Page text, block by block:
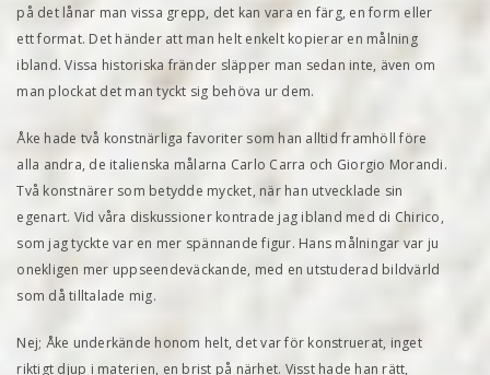
på det lånar man vissa grepp, det kan vara en färg, en form eller
ett format. Det händer att man helt enkelt kopierar en målning
ibland. Vissa historiska fränder släpper man sedan inte, även om
man plockat det man tyckt sig behöva ur dem.
Åke hade två konstnärliga favoriter som han alltid framhöll före
alla andra, de italienska målarna Carlo Carra och Giorgio Morandi.
Två konstnärer som betydde mycket, när han utvecklade sin
egenart. Vid våra diskussioner kontrade jag ibland med di Chirico,
som jag tyckte var en mer spännande figur. Hans målningar var ju
onekligen mer uppseendeväckande, med en utstuderad bildvärld
som då tilltalade mig.
Nej; Åke underkände honom helt, det var för konstruerat, inget
riktigt djup i materien, en brist på närhet. Visst hade han rätt,